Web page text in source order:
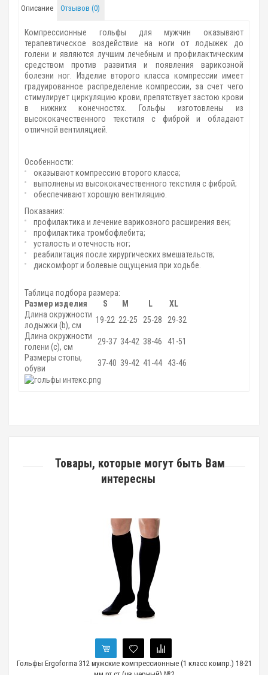
Описание Отзывов (0)
Компрессионные гольфы для мужчин оказывают
терапевтическое воздействие на ноги от лодыжек до
голени и являются лучшим лечебным и профилактическим
средством против развития и появления варикозной
болезни ног. Изделие второго класса компрессии имеет
градуированное распределение компрессии, за счет чего
стимулирует циркуляцию крови, препятствует застою крови
в нижних конечностях. Гольфы изготовлены из
высококачественного текстиля с фиброй и обладают
отличной вентиляцией.
Особенности:
оказывают компрессию второго класса;
выполнены из высококачественного текстиля с фиброй;
обеспечивают хорошую вентиляцию.
Показания:
профилактика и лечение варикозного расширения вен;
профилактика тромбофлебита;
усталость и отечность ног;
реабилитация после хирургических вмешательств;
дискомфорт и болевые ощущения при ходьбе.
Таблица подбора размера:
Размер изделия
S M L
XL
Длина окружности
лодыжки (b), см
19-22 22-25 25-28
29-32
Длина окружности
голени (c), см
29-37 34-42 38-46 41-51
Размеры стопы,
обуви
37-40 39-42 41-44 43-46
Товары, которые могут быть Вам
интересны
Гольфы Ergoforma 312 мужские компрессионные (1 класс компр.) 18-21